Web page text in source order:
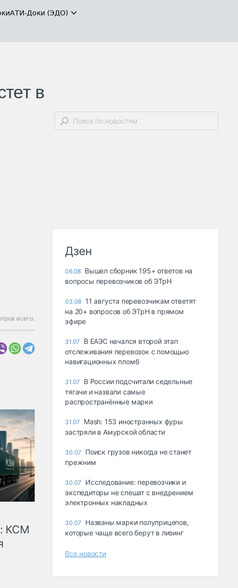
АТИ-Доки (ЭДО)
в
всего.
КСМ
Дзен
06.08 Вышел сборник 195+ ответов на
вопросы перевозчиков об ЭТрН
03.08 11 августа перевозчикам ответят
на 20+ вопросов об ЭТрН в прямом
эфире
31.07
В ЕАЭС начался второй этап
отслеживания перевозок с помощью
навигационных пломб
31.07
В России подсчитали седельные
тягачи и назвали самые
распространённые марки
31.07
Mash: 153 иностранных фуры
застряли в Амурской области
30.07
Поиск грузов никогда не станет
прежним
30.07
Исследование: перевозчики и
экспедиторы не спешат с внедрением
электронных накладных
30.07
Названы марки полуприцепов,
которые чаще всего берут в лизинг
Все новости